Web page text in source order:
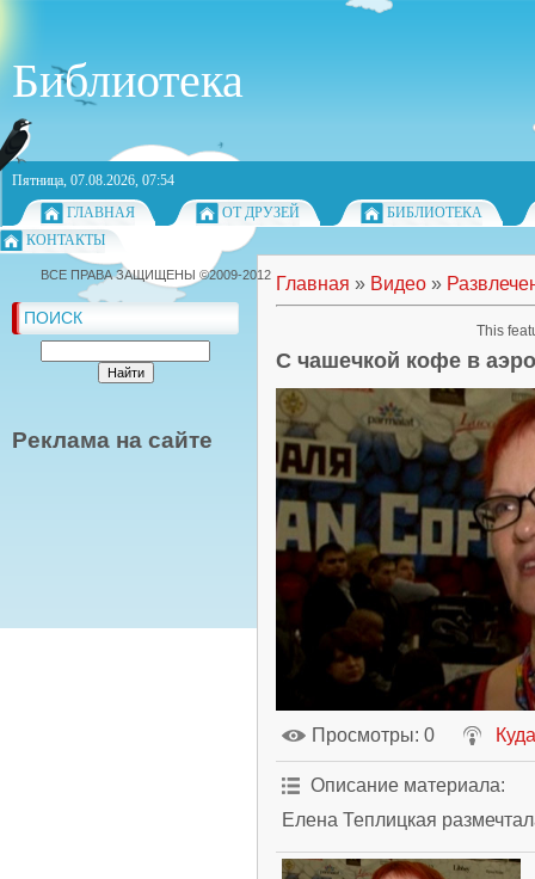
Библиотека
Пятница, 07.08.2026, 07:54
ГЛАВНАЯ
ОТ ДРУЗЕЙ
БИБЛИОТЕКА
КОНТАКТЫ
ПОИСК
Реклама на сайте
Главная » Видео »
С чашечкой кофе в
Просмотры: 0
Описание материала:
Елена Теплицкая
ВСЕ ПРАВА ЗАЩИЩЕНЫ ©2009-2012
This